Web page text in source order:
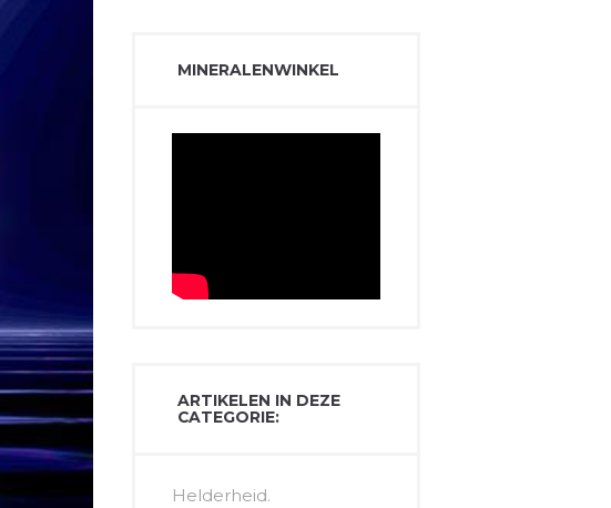
MINERALENWINKEL
ARTIKELEN IN DEZE
CATEGORIE:
Helderheid.